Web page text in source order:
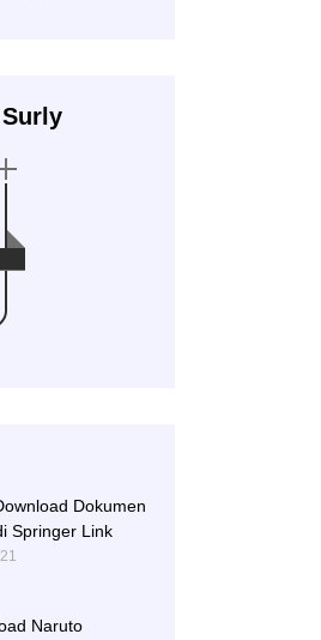
Surly
Dokumen
Springer Link
Naruto